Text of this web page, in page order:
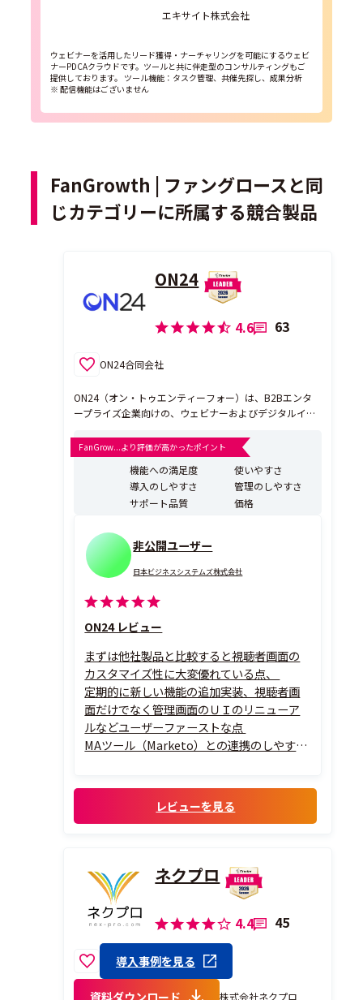
エキサイト株式会社
ウェビナーを活用したリード獲得・ナーチャリングを可能にするウェビ
ナーPDCAクラウドです。ツールと共に伴走型のコンサルティングもご
提供しております。 ツール機能：タスク管理、共催先探し、成果分析
※ 配信機能はございません
FanGrowth | ファングロースと同
じカテゴリーに所属する競合製品
ON24
4.6 63
ON24合同会社
ON24（オン・トゥエンティーフォー）は、B2Bエンタ
ープライズ企業向けの、ウェビナーおよびデジタルイベ
む世界で2,000社を超える導入実績を誇り、あらゆる業
種のリーダー企業がON24によるデータ駆動型のマーケ
ティング・営業DXを実践し、顧客とのエンゲージメント
FanGrow...より評価が高かったポイント
機能への満足度
使いやすさ
導入のしやすさ
管理のしやすさ
サポート品質
価格
非公開ユーザー
日本ビジネスシステムズ株式会社
ON24 レビュー
まずは他社製品と比較すると視聴者画面の
カスタマイズ性に大変優れている点、
定期的に新しい機能の追加実装、視聴者画
面だけでなく管理画面のＵＩのリニューア
ルなどユーザーファーストな点
MAツール（Marketo）との連携のしやすい
ブル対応に加え固定の担当者による定例ミ
ーティングの場でヒアリングなどで課題解
レビューを見る
ネクプロ
4.4 45
導入事例を見る
資料ダウンロード 株式会社ネクプロ